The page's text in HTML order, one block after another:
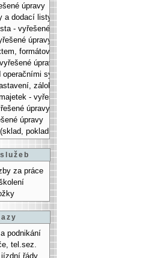
úpravy
a dodací listy - vyřešené úpravy
- vyřešené úpravy
úpravy
formátování, ... - vyřešené úpravy
úpravy
operačními systémy, technologické věci -
zálohování, instalace, ... -
- vyřešené úpravy
úpravy
úpravy
pokladna, bank. účet) - vyřešené
za práce
podnikání
tel.sez.
řády